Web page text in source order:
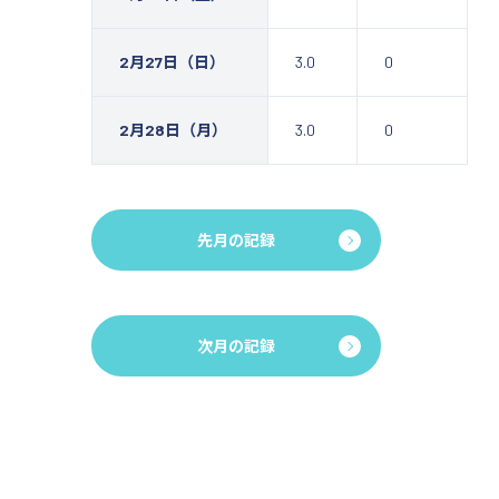
2月27日（日） 3.0 0
2月28日（月） 3.0 0
先月の記録
次月の記録